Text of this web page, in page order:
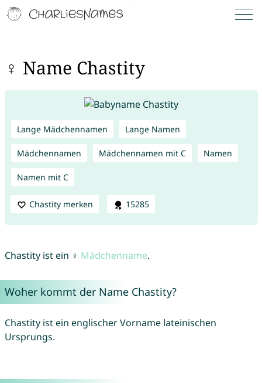
♀ Name Chastity
Lange Mädchennamen Lange Namen
Mädchennamen Mädchennamen mit C Namen
Namen mit C
Chastity merken 15285
Chastity ist ein ♀ Mädchenname.
Woher kommt der Name Chastity?
Chastity ist ein englischer Vorname lateinischen
Ursprungs.